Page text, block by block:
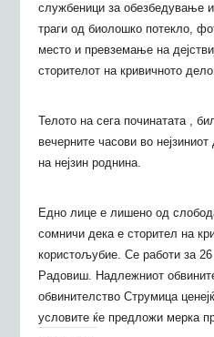
службеници за обезбедување
траги од биолошко потекло,
место и превземање на
сторителот на кривичното
Телото на сега починатата ,
вечерните часови во
на нејзин роднина.
Едно лице е лишено од
сомничи дека е сторител на
користољубие. Се работи за
Радовиш. Надлежниот
обвинителство Струмица
условите ќе предложи мерка